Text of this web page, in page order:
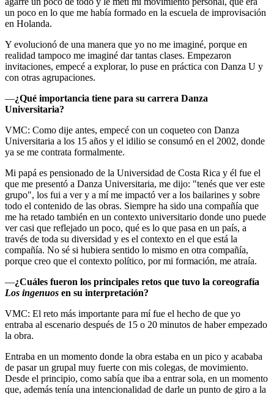
un poco en lo que me había formado en la escuela de improvisación
en Holanda.
Y evolucionó de una manera que yo no me imaginé, porque en
realidad tampoco me imaginé dar tantas clases. Empezaron
invitaciones, empecé a explorar, lo puse en práctica con Danza U y
con otras agrupaciones.
—¿Qué importancia tiene para su carrera Danza
Universitaria?
VMC: Como dije antes, empecé con un coqueteo con Danza
Universitaria a los 15 años y el idilio se consumó en el 2002, donde
ya se me contrata formalmente.
Mi papá es pensionado de la Universidad de Costa Rica y él fue el
que me presentó a Danza Universitaria, me dijo: "tenés que ver este
grupo", los fui a ver y a mí me impactó ver a los bailarines y sobre
todo el contenido de las obras. Siempre ha sido una compañía que
me ha retado también en un contexto universitario donde uno puede
ver casi que reflejado un poco, qué es lo que pasa en un país, a
través de toda su diversidad y es el contexto en el que está la
compañía. No sé si hubiera sentido lo mismo en otra compañía,
porque creo que el contexto político, por mi formación, me atraía.
—¿Cuáles fueron los principales retos que tuvo la coreografía
Los ingenuos en su interpretación?
VMC: El reto más importante para mí fue el hecho de que yo
entraba al escenario después de 15 o 20 minutos de haber empezado
la obra.
Entraba en un momento donde la obra estaba en un pico y acababa
de pasar un grupal muy fuerte con mis colegas, de movimiento.
Desde el principio, como sabía que iba a entrar sola, en un momento
que, además tenía una intencionalidad de darle un punto de giro a la